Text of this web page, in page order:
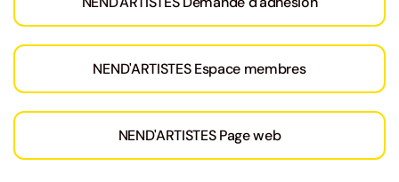
NEND'ARTISTES Espace membres
NEND'ARTISTES Page web